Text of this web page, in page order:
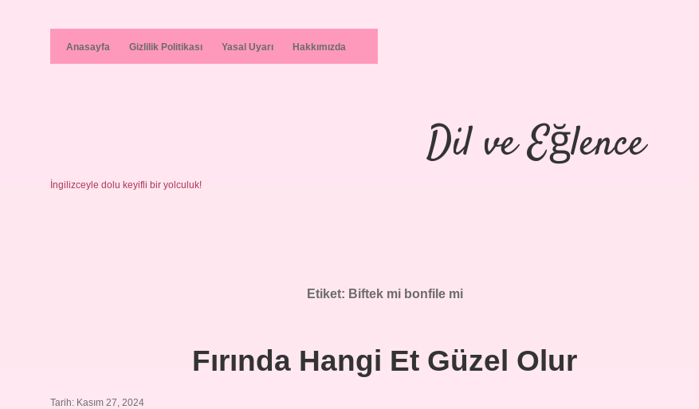
Anasayfa Gizlilik Politikası Yasal Uyarı Hakkımızda
Dil ve Eğlence
İngilizceyle dolu keyifli bir yolculuk!
Etiket: Biftek mi bonfile mi
Fırında Hangi Et Güzel Olur
Tarih: Kasım 27, 2024